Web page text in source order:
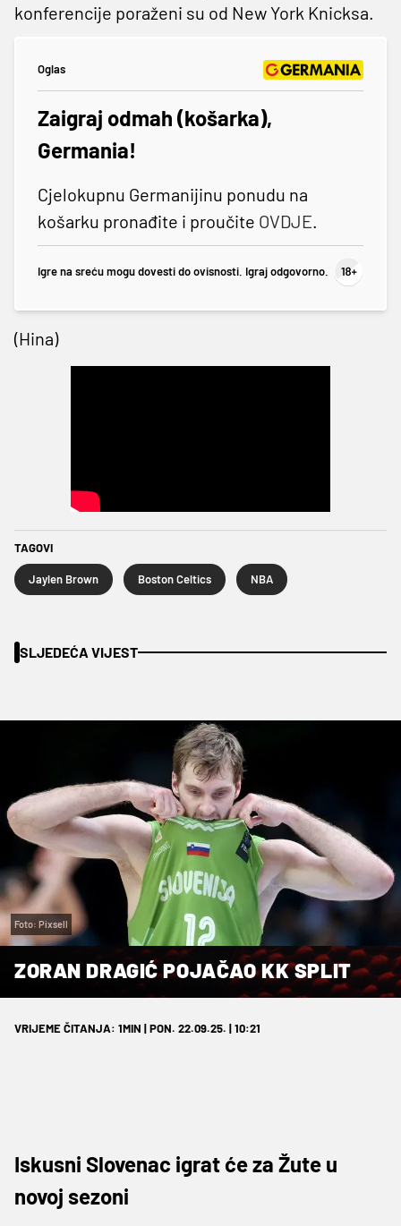
konferencije poraženi su od New York Knicksa.
Oglas
Zaigraj odmah (košarka),
Germania!
Cjelokupnu Germanijinu ponudu na
košarku pronađite i proučite OVDJE.
Igre na sreću mogu dovesti do ovisnosti. Igraj odgovorno.
(Hina)
TAGOVI
Jaylen Brown Boston Celtics NBA
SLJEDEĆA VIJEST
Foto: Pixsell
ZORAN DRAGIĆ POJAČAO KK SPLIT
VRIJEME ČITANJA: 1MIN | PON. 22.09.25. | 10:21
Iskusni Slovenac igrat će za Žute u
novoj sezoni